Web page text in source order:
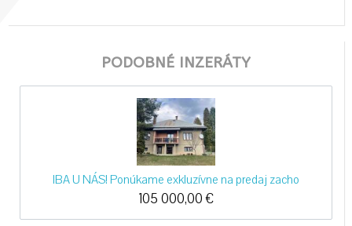
PODOBNÉ INZERÁTY
IBA U NÁS! Ponúkame exkluzívne na predaj zacho
105 000,00 €